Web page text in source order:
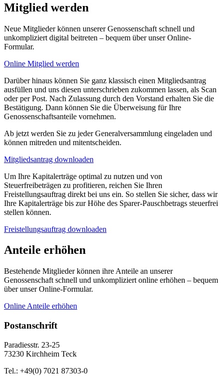
Mitglied werden
Neue Mitglieder können unserer Genossenschaft schnell und
unkompliziert digital beitreten – bequem über unser Online-
Formular.
Online Mitglied werden
Darüber hinaus können Sie ganz klassisch einen Mitgliedsantrag
ausfüllen und uns diesen unterschrieben zukommen lassen, als Scan
oder per Post. Nach Zulassung durch den Vorstand erhalten Sie die
Bestätigung. Dann können Sie die Überweisung für Ihre
Genossenschaftsanteile vornehmen.
Ab jetzt werden Sie zu jeder Generalversammlung eingeladen und
können mitreden und mitentscheiden.
Mitgliedsantrag downloaden
Um Ihre Kapitalerträge optimal zu nutzen und von
Steuerfreibeträgen zu profitieren, reichen Sie Ihren
Freistellungsauftrag direkt bei uns ein. So stellen Sie sicher, dass wir
Ihre Kapitalerträge bis zur Höhe des Sparer-Pauschbetrags steuerfrei
stellen können.
Freistellungsauftrag downloaden
Anteile erhöhen
Bestehende Mitglieder können ihre Anteile an unserer
Genossenschaft schnell und unkompliziert online erhöhen – bequem
über unser Online-Formular.
Online Anteile erhöhen
Postanschrift
Paradiesstr. 23-25
73230 Kirchheim Teck
Tel.: +49(0) 7021 87303-0